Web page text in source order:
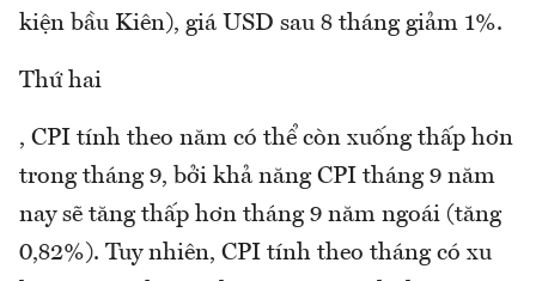
kiện bầu Kiên), giá USD sau 8 tháng giảm 1%.
Thứ hai
, CPI tính theo năm có thể còn xuống thấp hơn
trong tháng 9, bởi khả năng CPI tháng 9 năm
nay sẽ tăng thấp hơn tháng 9 năm ngoái (tăng
0,82%). Tuy nhiên, CPI tính theo tháng có xu